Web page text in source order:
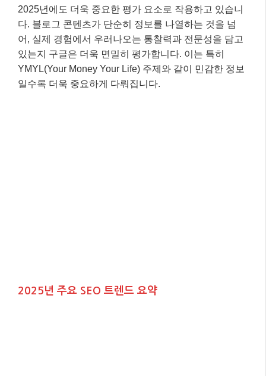
2025년에도 더욱 중요한 평가 요소로 작용하고 있습니
다. 블로그 콘텐츠가 단순히 정보를 나열하는 것을 넘
어, 실제 경험에서 우러나오는 통찰력과 전문성을 담고
있는지 구글은 더욱 면밀히 평가합니다. 이는 특히
YMYL(Your Money Your Life) 주제와 같이 민감한 정보
일수록 더욱 중요하게 다뤄집니다.